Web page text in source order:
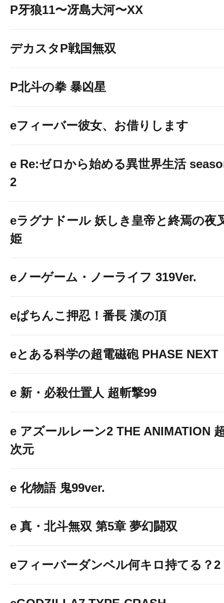
P牙狼11〜冴島大河〜XX
デカスタP戦国無双
P北斗の拳 暴凶星
eフィーバー彼女、お借りします
e Re:ゼロから始める異世界生活
2
eラグナドール 妖しき皇帝と終焉の夜
姫
eノーゲーム・ノーライフ 319Ver.
eぱちんこ押忍！番長 漢の頂
eとある科学の超電磁砲 PHASE NEXT
e 新・必殺仕置人 超斬撃99
e アズールレーン2 THE ANIMATION
次元
e 化物語 鬼99ver.
e 真・北斗無双 第5章 夢幻闘双
eフィーバーダンベル何キロ持てる？2